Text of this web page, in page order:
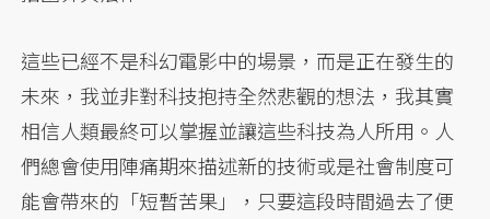
這些已經不是科幻電影中的場景，而是正在發生的
未來，我並非對科技抱持全然悲觀的想法，我其實
相信人類最終可以掌握並讓這些科技為人所用。人
們總會使用陣痛期來描述新的技術或是社會制度可
能會帶來的「短暫苦果」，只要這段時間過去了便